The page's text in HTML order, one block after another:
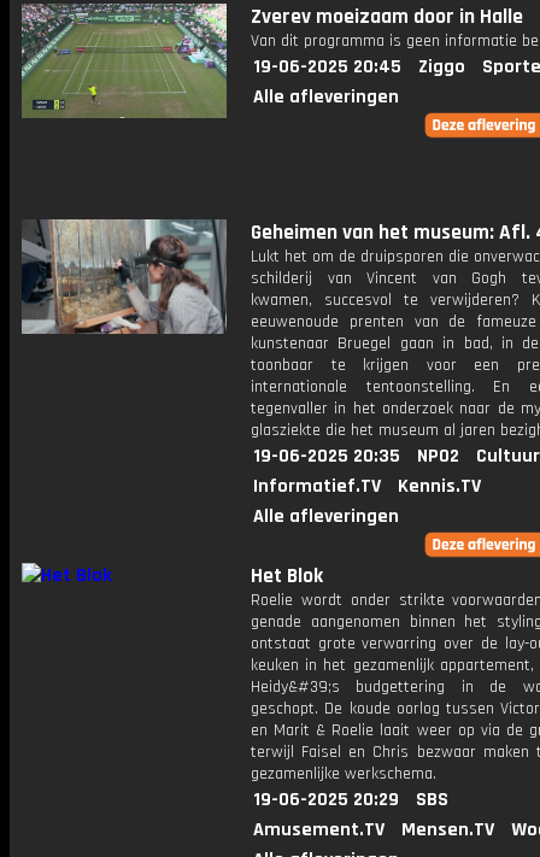
Zverev moeizaam door in Halle
Van dit programma is geen informatie
19-06-2025 20:45 Ziggo
Alle afleveringen
Geheimen van het museum: Afl.
Lukt het om de druipsporen die
schilderij van Vincent van Gogh
kwamen, succesvol te verwijderen?
eeuwenoude prenten van de
kunstenaar Bruegel gaan in bad, in
toonbaar te krijgen voor een
internationale tentoonstelling. En
tegenvaller in het onderzoek naar de
glasziekte die het museum al jaren
19-06-2025 20:35 NPO2
Informatief.TV
Kennis.TV
Alle afleveringen
Het Blok
Roelie wordt onder strikte
genade aangenomen binnen het
ontstaat grote verwarring over de lay-
keuken in het gezamenlijk appartement,
Heidy&#39;s budgettering in de
geschopt. De koude oorlog tussen
en Marit & Roelie laait weer op via de
terwijl Faisel en Chris bezwaar maken
gezamenlijke werkschema.
19-06-2025 20:29
SBS
Amusement.TV
Mensen.TV